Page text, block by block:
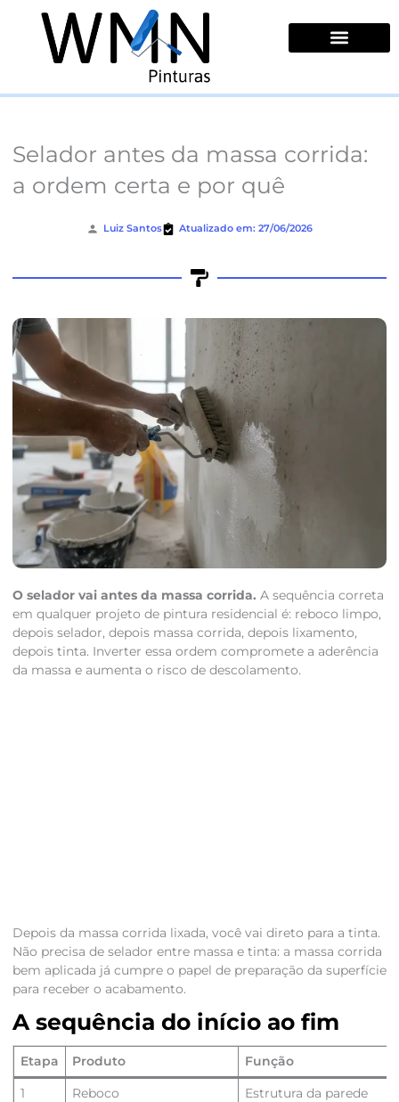
conteúdo
Selador antes da massa corrida:
a ordem certa e por quê
Luiz Santos Atualizado em: 27/06/2026
O selador vai antes da massa corrida. A sequência correta
em qualquer projeto de pintura residencial é: reboco limpo,
depois selador, depois massa corrida, depois lixamento,
depois tinta. Inverter essa ordem compromete a aderência
da massa e aumenta o risco de descolamento.
Depois da massa corrida lixada, você vai direto para a tinta.
Não precisa de selador entre massa e tinta: a massa corrida
bem aplicada já cumpre o papel de preparação da superfície
para receber o acabamento.
A sequência do início ao fim
Etapa Produto Função
1 Reboco Estrutura da parede